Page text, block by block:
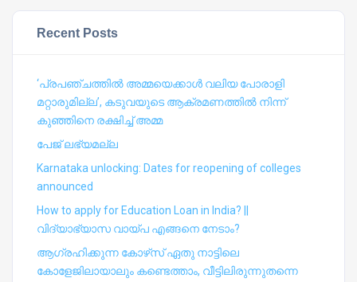
Recent Posts
‘പ്രപഞ്ചത്തില്‍ അമ്മയെക്കാള്‍ വലിയ പോരാളി
മറ്റാരുമില്ല’, കടുവയുടെ ആക്രമണത്തില്‍ നിന്ന്
കുഞ്ഞിനെ രക്ഷിച്ച് അമ്മ
പേജ് ലഭ്യമല്ല
Karnataka unlocking: Dates for reopening of colleges
announced
How to apply for Education Loan in India? ||
വിദ്യാഭ്യാസ വായ്പ എങ്ങനെ നേടാം?
ആഗ്രഹിക്കുന്ന കോഴ്‍സ് ഏതു നാട്ടിലെ
കോളേജിലായാലും കണ്ടെത്താം, വീട്ടിലിരുന്നുതന്നെ